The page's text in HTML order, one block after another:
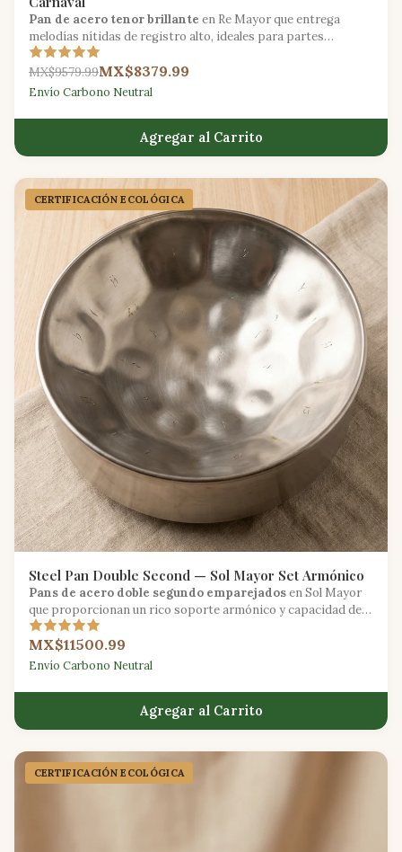
Pan de acero tenor brillante en Re Mayor que entrega
melodías nítidas de registro alto, ideales para partes
principales y actuaciones en solitario.
MX$9579.99MX$8379.99
Envío Carbono Neutral
Agregar al Carrito
CERTIFICACIÓN ECOLÓGICA
Steel Pan Double Second — Sol Mayor Set Armónico
Pans de acero doble segundo emparejadosen Sol Mayor
que proporcionan un rico soporte armónico y capacidad de
contramelodía para tocar en conjunto.
MX$11500.99
Envío Carbono Neutral
Agregar al Carrito
CERTIFICACIÓN ECOLÓGICA